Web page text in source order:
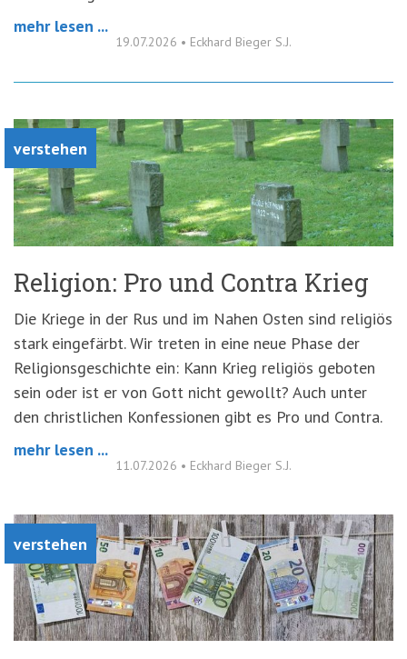
mehr lesen ...
19.07.2026 • Eckhard Bieger S.J.
verstehen
Religion: Pro und Contra Krieg
Die Kriege in der Rus und im Nahen Osten sind religiös
stark eingefärbt. Wir treten in eine neue Phase der
Religionsgeschichte ein: Kann Krieg religiös geboten
sein oder ist er von Gott nicht gewollt? Auch unter
den christlichen Konfessionen gibt es Pro und Contra.
mehr lesen ...
11.07.2026 • Eckhard Bieger S.J.
verstehen